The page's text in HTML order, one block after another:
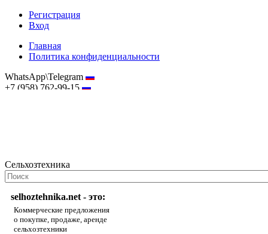
Регистрация
Вход
Главная
Политика конфиденциальности
WhatsApp\Telegram
+7 (958) 762-99-15
Сельхозтехника
selhoztehnika.net - это:
Коммерческие предложения
о покупке, продаже, аренде
сельхозтехники